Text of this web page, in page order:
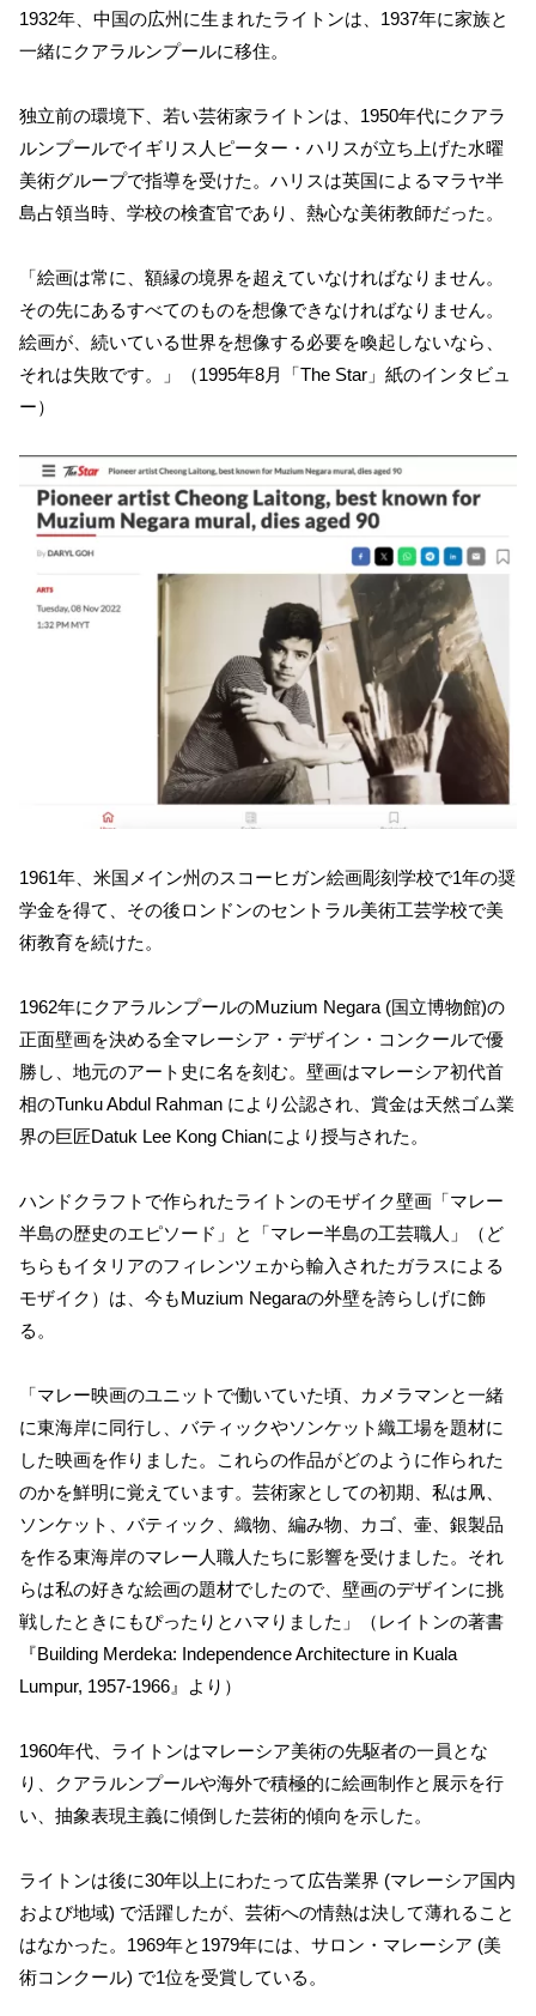
1932年、中国の広州に生まれたライトンは、1937年に家族と
一緒にクアラルンプールに移住。
独立前の環境下、若い芸術家ライトンは、1950年代にクアラ
ルンプールでイギリス人ピーター・ハリスが立ち上げた水曜
美術グループで指導を受けた。ハリスは英国によるマラヤ半
島占領当時、学校の検査官であり、熱心な美術教師だった。
「絵画は常に、額縁の境界を超えていなければなりません。
その先にあるすべてのものを想像できなければなりません。
絵画が、続いている世界を想像する必要を喚起しないなら、
それは失敗です。」（1995年8月「The Star」紙のインタビュ
ー）
1961年、米国メイン州のスコーヒガン絵画彫刻学校で1年の奨
学金を得て、その後ロンドンのセントラル美術工芸学校で美
術教育を続けた。
1962年にクアラルンプールのMuzium Negara (国立博物館)の
正面壁画を決める全マレーシア・デザイン・コンクールで優
勝し、地元のアート史に名を刻む。壁画はマレーシア初代首
相のTunku Abdul Rahman により公認され、賞金は天然ゴム業
界の巨匠Datuk Lee Kong Chianにより授与された。
ハンドクラフトで作られたライトンのモザイク壁画「マレー
半島の歴史のエピソード」と「マレー半島の工芸職人」（ど
ちらもイタリアのフィレンツェから輸入されたガラスによる
モザイク）は、今もMuzium Negaraの外壁を誇らしげに飾
る。
「マレー映画のユニットで働いていた頃、カメラマンと一緒
に東海岸に同行し、バティックやソンケット織工場を題材に
した映画を作りました。これらの作品がどのように作られた
のかを鮮明に覚えています。芸術家としての初期、私は凧、
ソンケット、バティック、織物、編み物、カゴ、壷、銀製品
を作る東海岸のマレー人職人たちに影響を受けました。それ
らは私の好きな絵画の題材でしたので、壁画のデザインに挑
戦したときにもぴったりとハマりました」（レイトンの著書
『Building Merdeka: Independence Architecture in Kuala
Lumpur, 1957-1966』より）
1960年代、ライトンはマレーシア美術の先駆者の一員とな
り、クアラルンプールや海外で積極的に絵画制作と展示を行
い、抽象表現主義に傾倒した芸術的傾向を示した。
ライトンは後に30年以上にわたって広告業界 (マレーシア国内
および地域) で活躍したが、芸術への情熱は決して薄れること
はなかった。1969年と1979年には、サロン・マレーシア (美
術コンクール) で1位を受賞している。